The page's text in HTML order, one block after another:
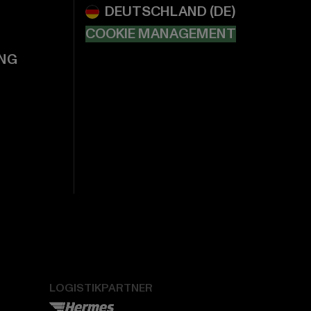
COOKIE MANAGEMENT
LOGISTIKPARTNER